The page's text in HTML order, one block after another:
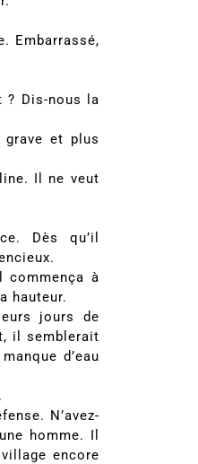
Embarrassé,
? Dis-nous la
grave et plus
Il ne veut
Dès qu’il
commença à
hauteur.
jours de
il semblerait
d’eau
N’avez-
homme. Il
encore